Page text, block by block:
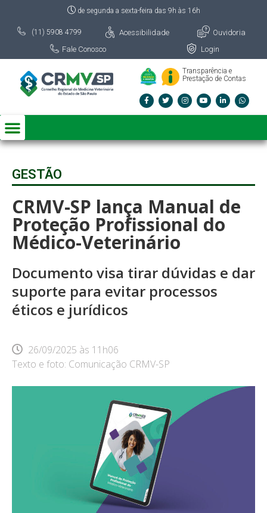
de segunda a sexta-feira das 9h às 16h
(11) 5908 4799 Acessibilidade
Ouvidoria
Fale Conosco
Login
Transparência e
Prestação de Contas
GESTÃO
CRMV-SP lança Manual de
Proteção Profissional do
Médico-Veterinário
Documento visa tirar dúvidas e dar
suporte para evitar processos
éticos e jurídicos
26/09/2025 às 11h06
Texto e foto: Comunicação CRMV-SP